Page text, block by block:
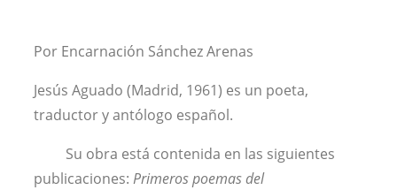
Por Encarnación Sánchez Arenas
Jesús Aguado (Madrid, 1961) es un poeta,
traductor y antólogo español.
Su obra está contenida en las siguientes
publicaciones: Primeros poemas del